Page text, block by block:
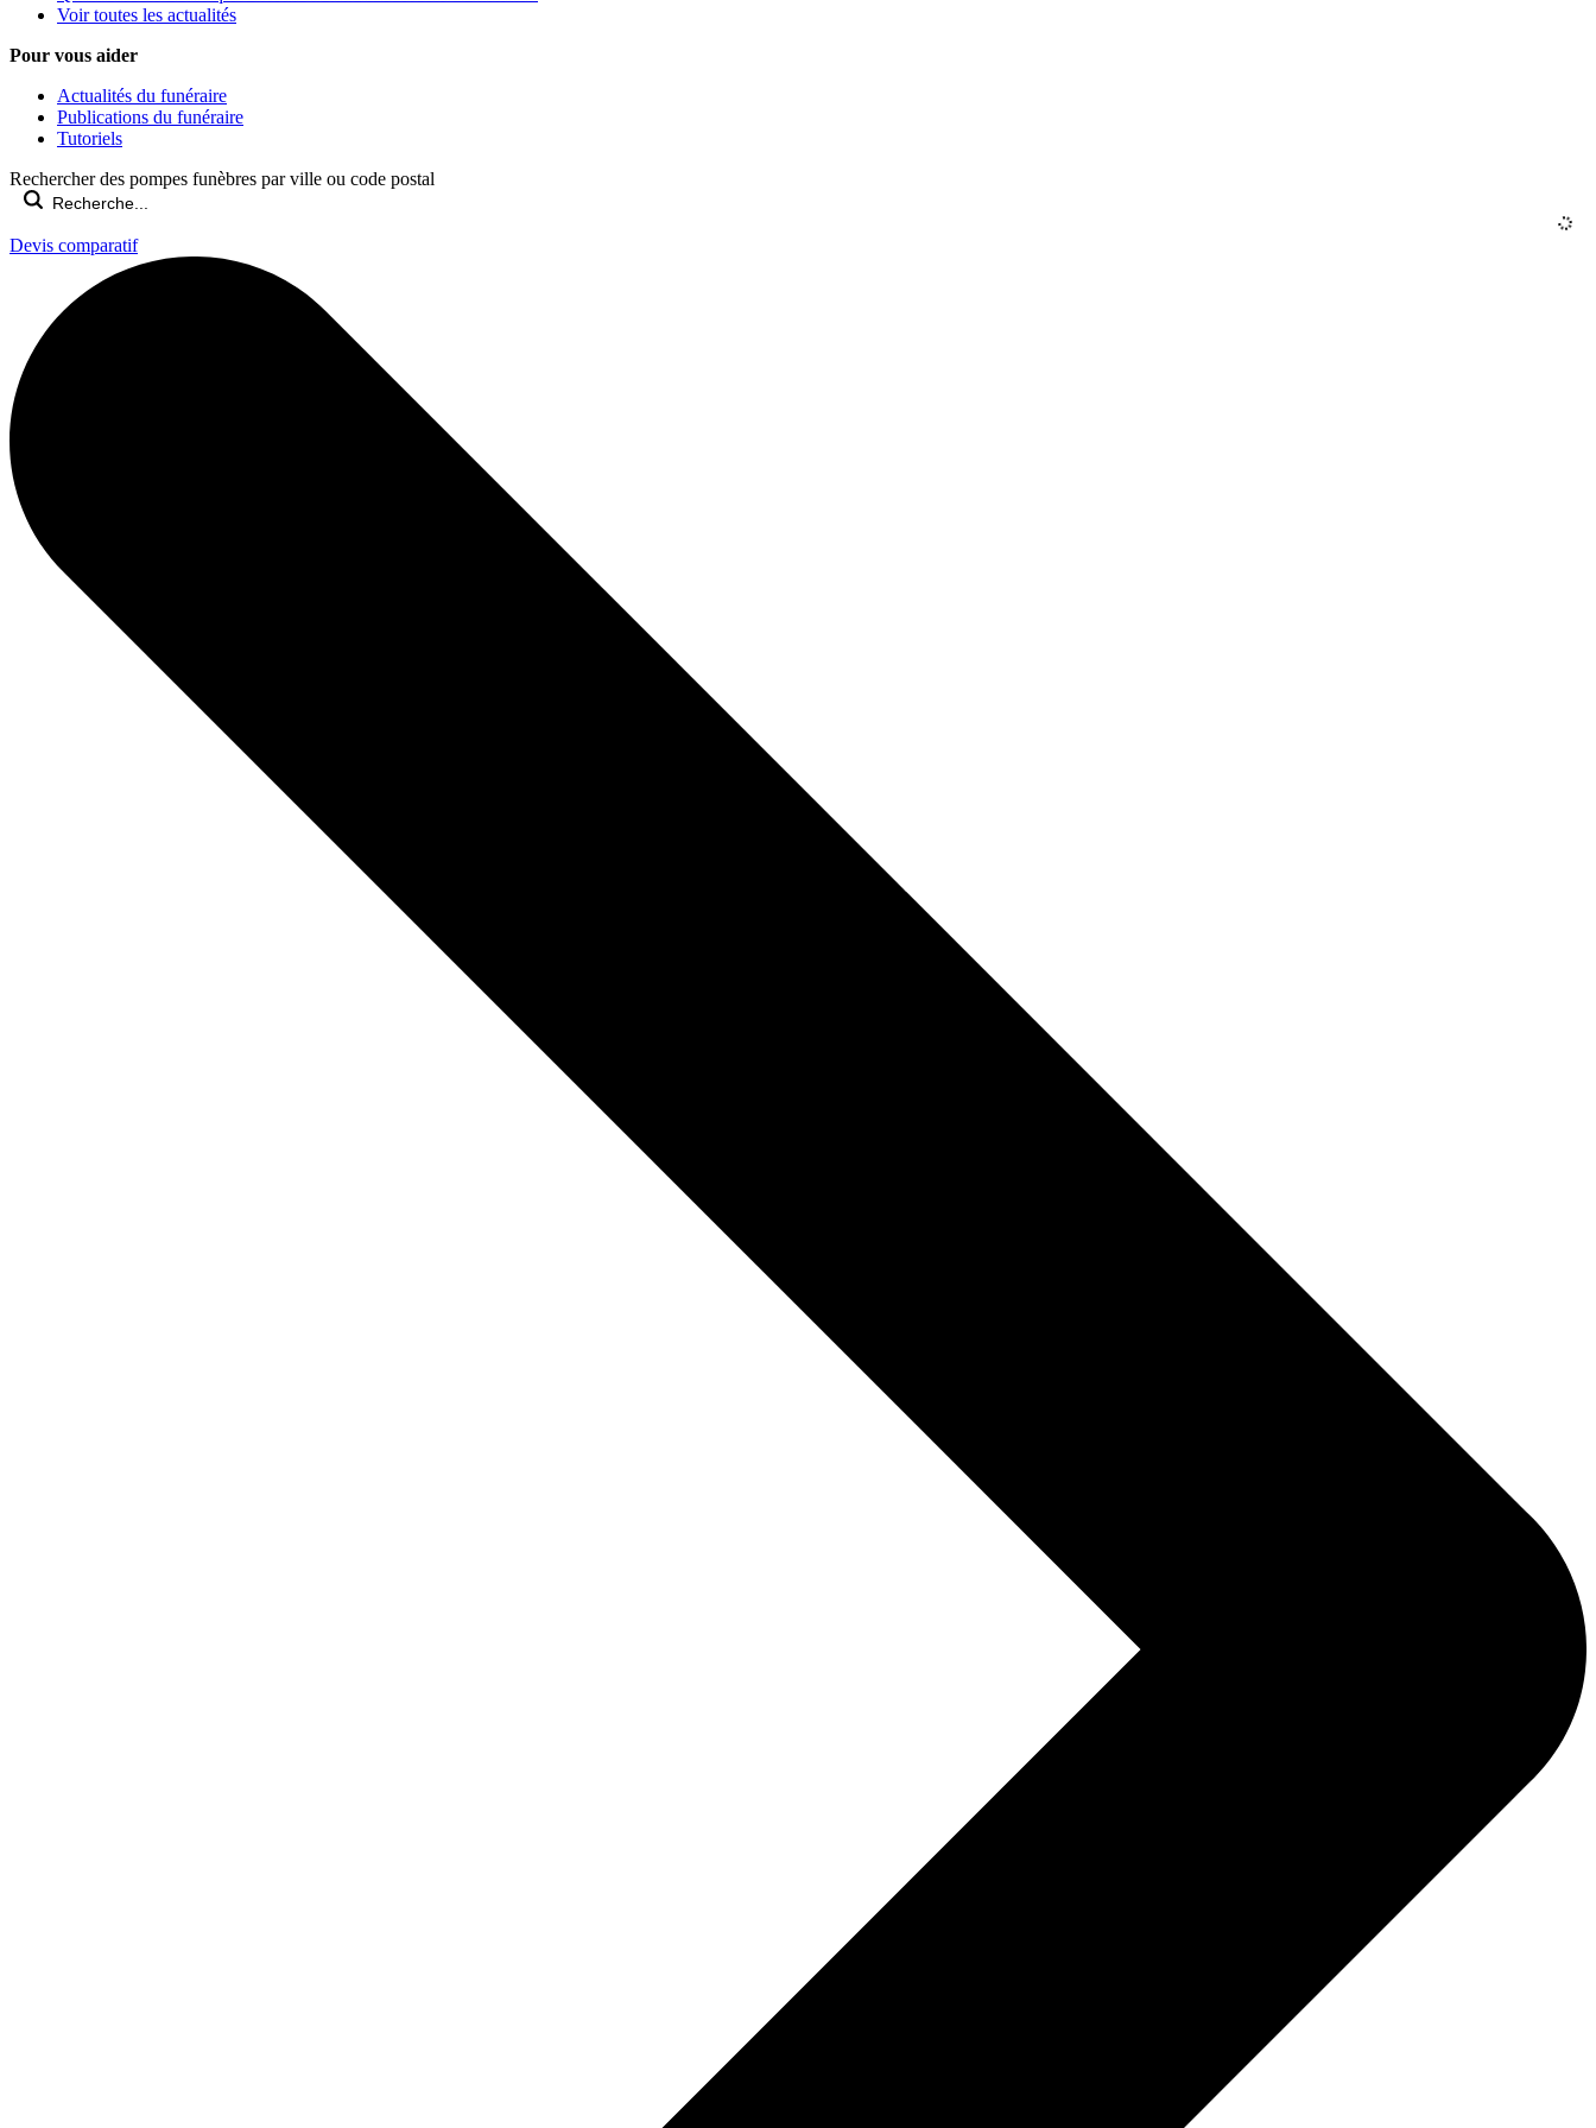
Voir toutes les actualités
Pour vous aider
Actualités du funéraire
Publications du funéraire
Tutoriels
Rechercher des pompes funèbres par ville ou code postal
Devis comparatif